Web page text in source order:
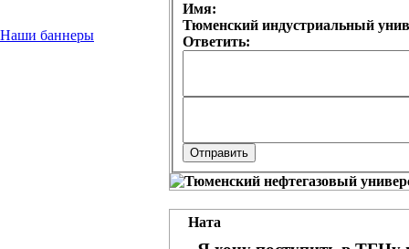
Наши баннеры
Имя:
Тюменский индустриальный
Ответить:
Ната